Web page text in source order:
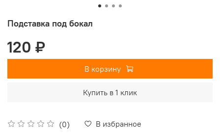
Подставка под бокал
(0) В избранное
120 ₽
В корзину
Купить в 1 клик